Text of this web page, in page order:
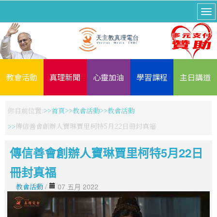
教會活動 真理新聞 心靈加油 學習課程 主日講道
你目前位置: 首頁 教會活動
教會活動
傳信善會創辦人寶琳賈里柯特5月22日冊封真福
傳信善會創辦人寶琳賈里柯特5月22日
冊封真福
教會活動 / 07 五月 2022